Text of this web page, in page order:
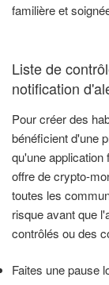
familière et
Liste de
notification
Pour créer des
bénéficient d'une
qu'une
offre de crypto-
toutes les
risque avant que
contrôlés ou des
Faites une pause